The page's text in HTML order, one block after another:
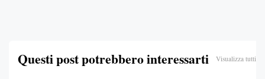
Questi post potrebbero interessarti Visualizza tutti